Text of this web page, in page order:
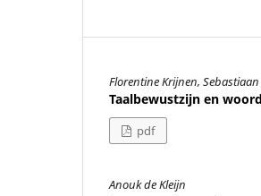
Florentine Krijnen,
Taalbewustzijn en
pdf
Anouk de Kleijn